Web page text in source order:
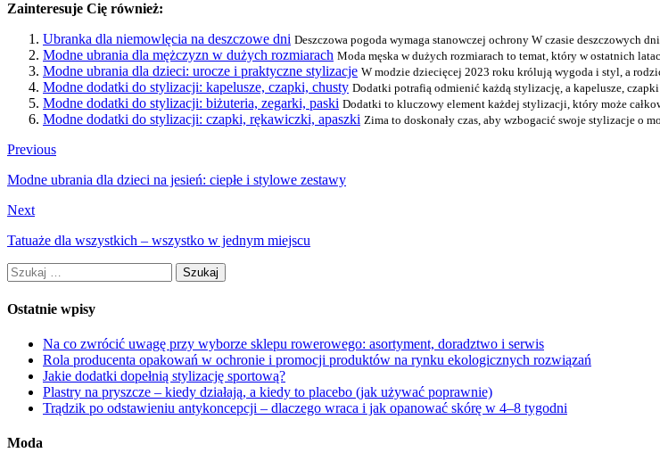
Zainteresuje Cię również:
Ubranka dla niemowlęcia na deszczowe dni Deszczowa pogoda wymaga stanowczej ochrony W czasie deszczowych
Modne ubrania dla mężczyzn w dużych rozmiarach Moda męska w dużych rozmiarach to temat, który w ostatnich
Modne ubrania dla dzieci: urocze i praktyczne stylizacje W modzie dziecięcej 2023 roku królują wygoda i styl, a
Modne dodatki do stylizacji: kapelusze, czapki, chusty Dodatki potrafią odmienić każdą stylizację, a kapelusze,
Modne dodatki do stylizacji: biżuteria, zegarki, paski Dodatki to kluczowy element każdej stylizacji, który może
Modne dodatki do stylizacji: czapki, rękawiczki, apaszki Zima to doskonały czas, aby wzbogacić swoje stylizacje o
Previous
Modne ubrania dla dzieci na jesień: ciepłe i stylowe zestawy
Next
Tatuaże dla wszystkich – wszystko w jednym miejscu
Szukaj:
Ostatnie wpisy
Na co zwrócić uwagę przy wyborze sklepu rowerowego: asortyment, doradztwo i serwis
Rola producenta opakowań w ochronie i promocji produktów na rynku ekologicznych rozwiązań
Jakie dodatki dopełnią stylizację sportową?
Plastry na pryszcze – kiedy działają, a kiedy to placebo (jak używać poprawnie)
Trądzik po odstawieniu antykoncepcji – dlaczego wraca i jak opanować skórę w 4–8 tygodni
Moda